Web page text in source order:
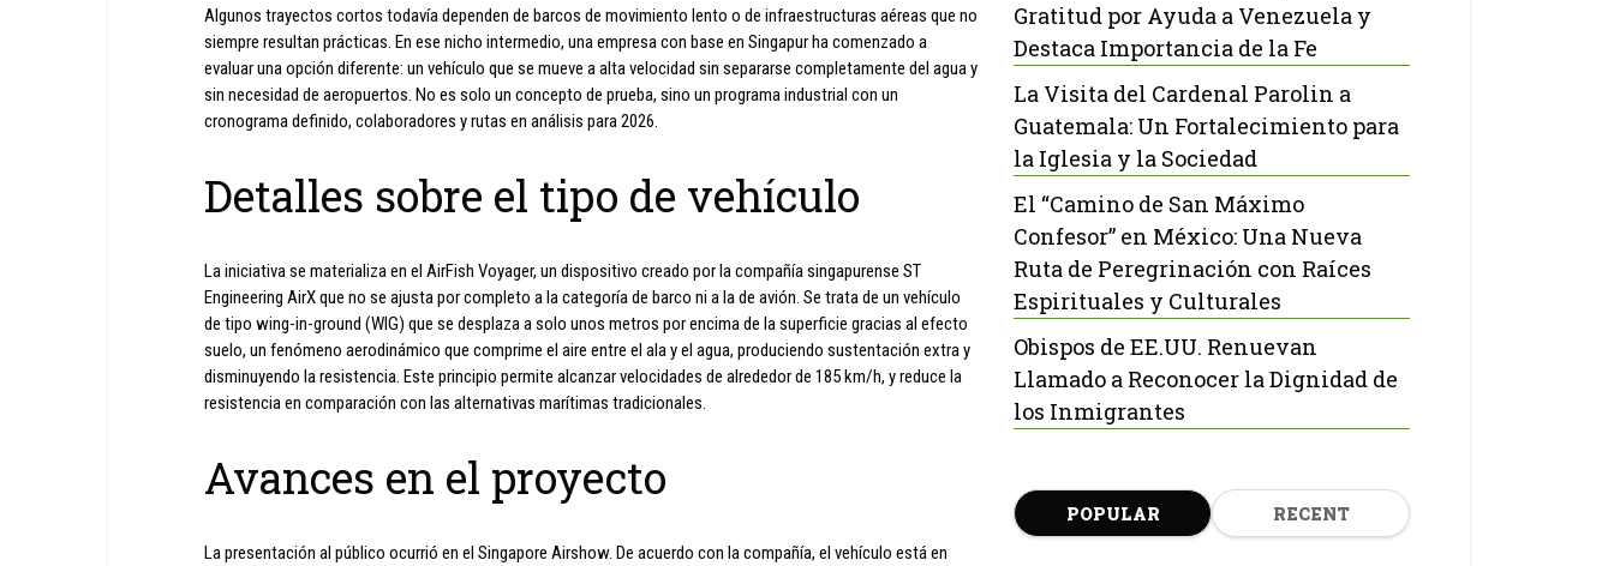
Algunos trayectos cortos todavía dependen de barcos de movimiento lento o de infraestructuras aéreas que no
siempre resultan prácticas. En ese nicho intermedio, una empresa con base en Singapur ha comenzado a
evaluar una opción diferente: un vehículo que se mueve a alta velocidad sin separarse completamente del agua y
sin necesidad de aeropuertos. No es solo un concepto de prueba, sino un programa industrial con un
cronograma definido, colaboradores y rutas en análisis para 2026.
Detalles sobre el tipo de vehículo
La iniciativa se materializa en el AirFish Voyager, un dispositivo creado por la compañía singapurense ST
Engineering AirX que no se ajusta por completo a la categoría de barco ni a la de avión. Se trata de un vehículo
de tipo wing-in-ground (WIG) que se desplaza a solo unos metros por encima de la superficie gracias al efecto
suelo, un fenómeno aerodinámico que comprime el aire entre el ala y el agua, produciendo sustentación extra y
disminuyendo la resistencia. Este principio permite alcanzar velocidades de alrededor de 185 km/h, y reduce la
resistencia en comparación con las alternativas marítimas tradicionales.
Avances en el proyecto
La presentación al público ocurrió en el Singapore Airshow. De acuerdo con la compañía, el vehículo está en
Gratitud por Ayuda a Venezuela y
Destaca Importancia de la Fe
La Visita del Cardenal Parolin a
Guatemala: Un Fortalecimiento para
la Iglesia y la Sociedad
El “Camino de San Máximo
Confesor” en México: Una Nueva
Ruta de Peregrinación con Raíces
Espirituales y Culturales
Obispos de EE.UU. Renuevan
Llamado a Reconocer la Dignidad de
los Inmigrantes
POPULAR RECENT